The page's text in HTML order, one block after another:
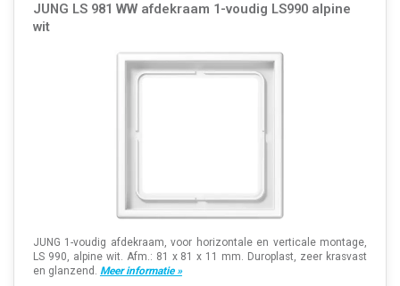
JUNG LS 981 WW afdekraam 1-voudig LS990 alpine
wit
JUNG 1-voudig afdekraam, voor horizontale en verticale montage,
LS 990, alpine wit. Afm.: 81 x 81 x 11 mm. Duroplast, zeer krasvast
en glanzend. Meer informatie »